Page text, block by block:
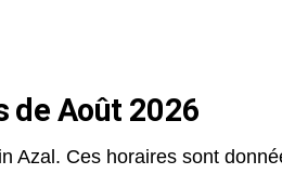
de Août 2026
Azal. Ces horaires sont